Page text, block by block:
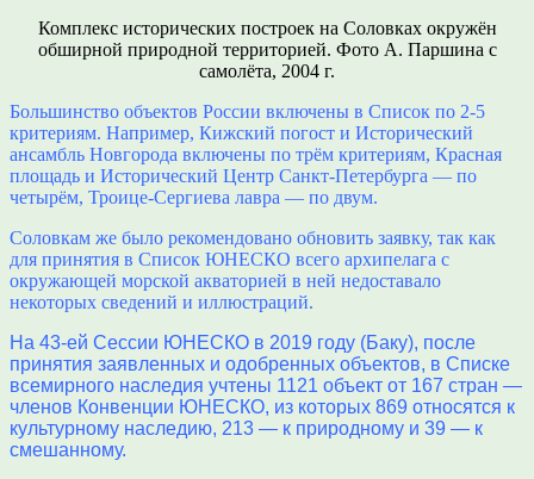
Комплекс исторических построек на Соловках окружён
обширной природной территорией. Фото А. Паршина с
самолёта, 2004 г.
Большинство объектов России включены в Список по 2-5
критериям. Например, Кижский погост и Исторический
ансамбль Новгорода включены по трём критериям, Красная
площадь и Исторический Центр Санкт-Петербурга — по
четырём, Троице-Сергиева лавра — по двум.
Соловкам же было рекомендовано обновить заявку, так как
для принятия в Список ЮНЕСКО всего архипелага с
окружающей морской акваторией в ней недоставало
некоторых сведений и иллюстраций.
На 43-ей Сессии ЮНЕСКО в 2019 году (Баку), после
принятия заявленных и одобренных объектов, в Списке
всемирного наследия учтены 1121 объект от 167 стран —
членов Конвенции ЮНЕСКО, из которых 869 относятся к
культурному наследию, 213 — к природному и 39 — к
смешанному.